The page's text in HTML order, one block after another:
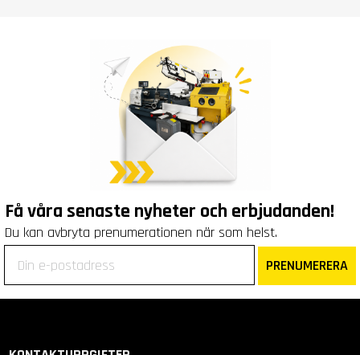
Få våra senaste nyheter och erbjudanden!
Du kan avbryta prenumerationen när som helst.
PRENUMERERA